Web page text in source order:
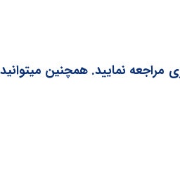
نمایید. همچنین میتوانید